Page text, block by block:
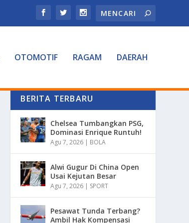
OTOMOTIF RAGAM DAERAH
BERITA TERBARU
Chelsea Tumbangkan PSG,
Dominasi Enrique Runtuh!
Agu 7, 2026 | BOLA
Alwi Gugur Di China Open
Usai Kejutan Besar
Agu 7, 2026 | SPORT
Pesawat Tunda Terbang?
Ambil Hak Kompensasi